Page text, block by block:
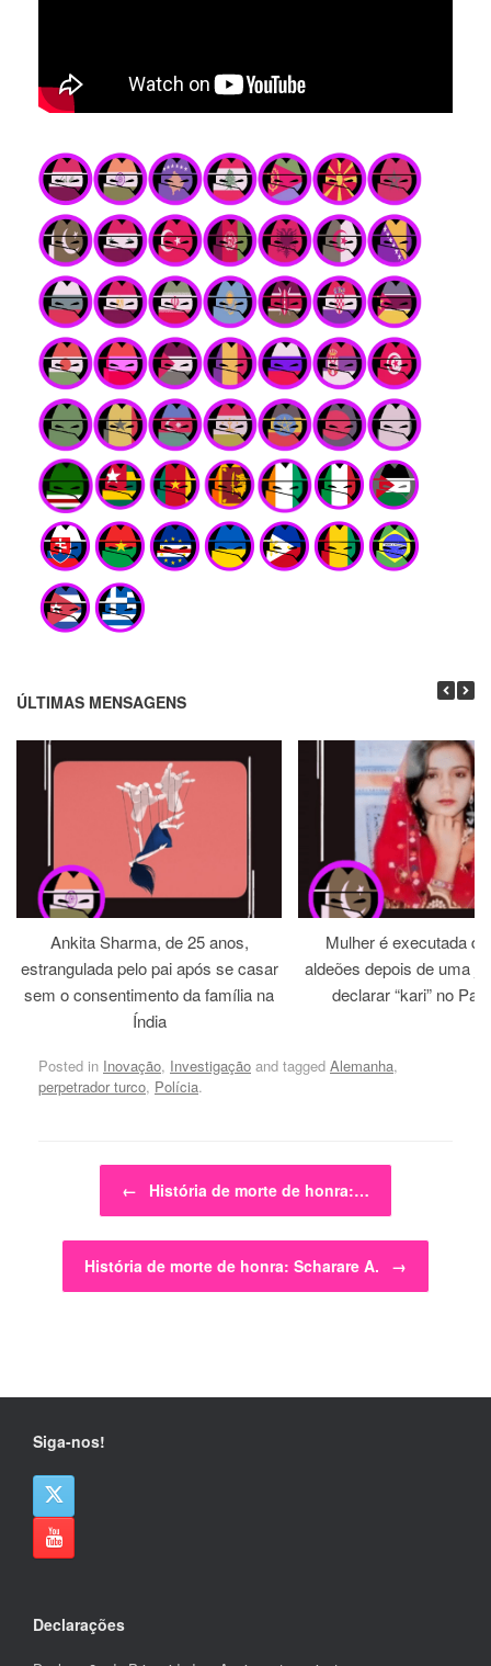
ÚLTIMAS MENSAGENS
Ankita Sharma, de 25 anos,
estrangulada pelo pai após se casar
sem o consentimento da família na
Índia
Mulher é executada
aldeões depois de uma
declarar “kari” no
Posted in Inovação, Investigação and tagged Alemanha,
perpetrador turco, Polícia.
Post navigation
← História de morte de honra:…
História de morte de honra: Scharare A. →
Siga-nos!
Declarações